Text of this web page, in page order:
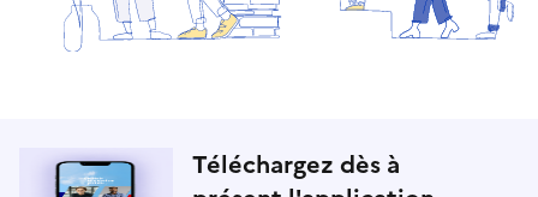
Téléchargez dès à